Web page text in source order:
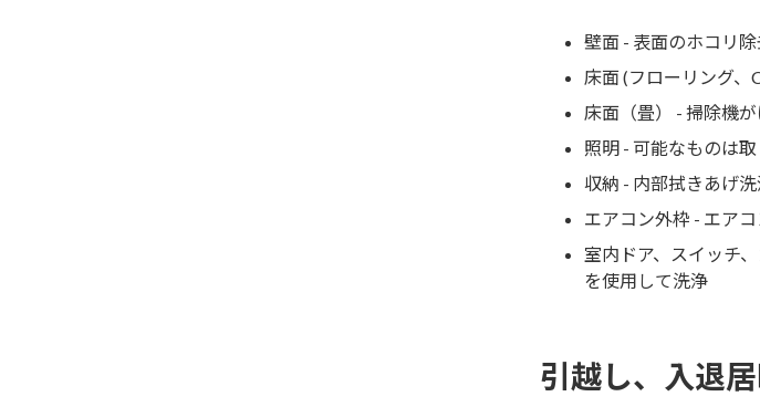
壁面 - 表面のホコリ
床面 (フローリング、
床面（畳） - 掃除機が
照明 - 可能なものは
収納 - 内部拭きあげ
エアコン外枠 - エア
室内ドア、スイッチ
を使用して洗浄
引越し、入退